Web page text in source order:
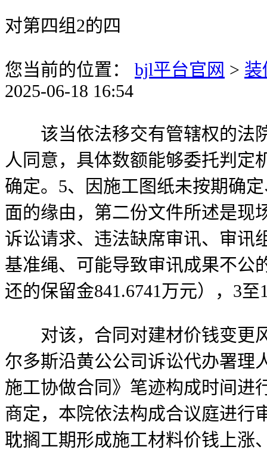
对第四组2的四
您当前的位置： bjl平台官网 > 装
2025-06-18 16:54
该当依法移交有管辖权的法院
人同意，具体数额能够委托判定
确定。5、因施工图纸未按期确
面的缘由，第二份文件所述是现
诉讼请求、违法缺席审讯、审讯
基准绳、可能导致审讯成果不公
还的保留金841.6741万元），3
对该，合同对建材价钱变更风
尔多斯沿黄公公司诉讼代办署理
施工协做合同》笔迹构成时间进
商定，本院依法构成合议庭进行
耽搁工期形成施工材料价钱上涨